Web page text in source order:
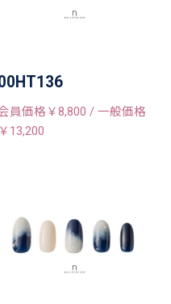
員価格￥8,800 / 一般価格
￥13,200